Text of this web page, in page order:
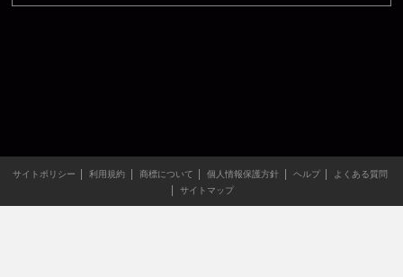
サイトポリシー 利用規約 商標について 個人情報保護方針 ヘルプ
よくある質問
サイトマップ